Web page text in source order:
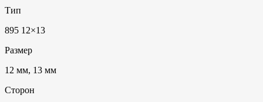
Тип
895 12×13
Размер
12 мм, 13 мм
Сторон